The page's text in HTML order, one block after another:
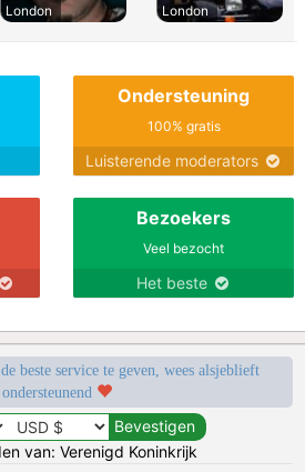
London
London
Ondersteuning
100% gratis
Luisterende moderators
Bezoekers
Veel bezocht
Het beste
beste service te geven, wees alsjeblieft
ondersteunend
van: Verenigd Koninkrijk